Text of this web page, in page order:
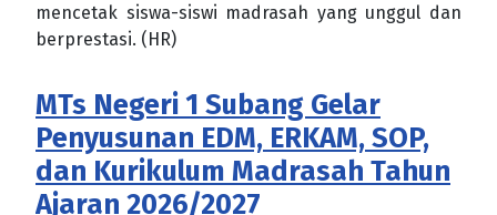
mencetak siswa-siswi madrasah yang unggul dan
berprestasi. (HR)
MTs Negeri 1 Subang Gelar
Penyusunan EDM, ERKAM, SOP,
dan Kurikulum Madrasah Tahun
Ajaran 2026/2027